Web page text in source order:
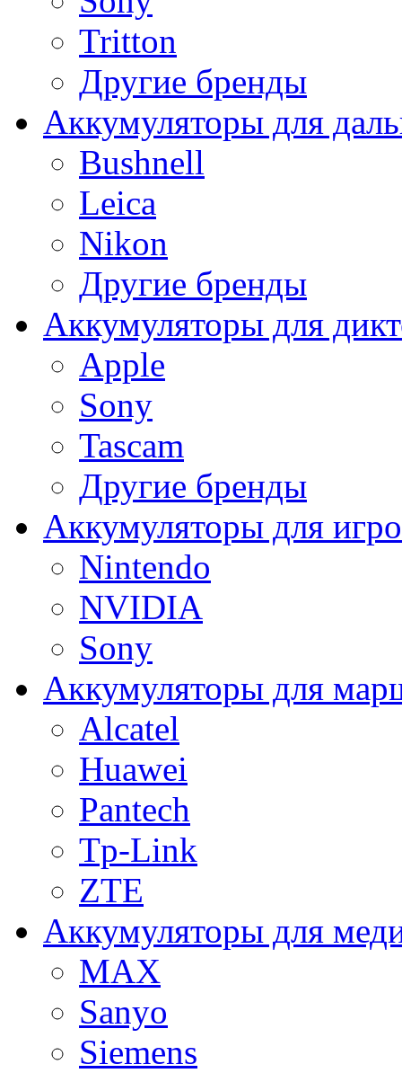
Tritton
Другие бренды
Аккумуляторы для
Bushnell
Leica
Nikon
Другие бренды
Аккумуляторы для
Apple
Sony
Tascam
Другие бренды
Аккумуляторы для
Nintendo
NVIDIA
Sony
Аккумуляторы для
Alcatel
Huawei
Pantech
Tp-Link
ZTE
Аккумуляторы для
MAX
Sanyo
Siemens